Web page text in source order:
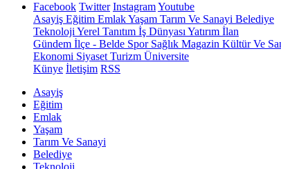
Facebook Twitter InstagramYoutube
Asayiş Eğitim EmlakYaşam Tarım Ve Sanayi Belediye
Teknoloji Yerel Tanıtım İş Dünyası Yatırım İlan
Gündem İlçe - Belde SporSağlık Magazin Kültür Ve
Ekonomi Siyaset Turizm Üniversite
Künye İletişim RSS
Asayiş
Eğitim
Emlak
Yaşam
Tarım Ve Sanayi
Belediye
Teknoloji